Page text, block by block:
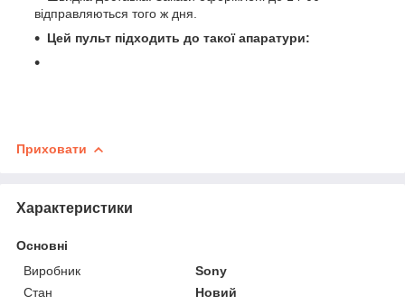
відправляються того ж дня.
Цей пульт підходить до такої апаратури:
Приховати
Характеристики
Основні
Виробник
Sony
Стан
Новий